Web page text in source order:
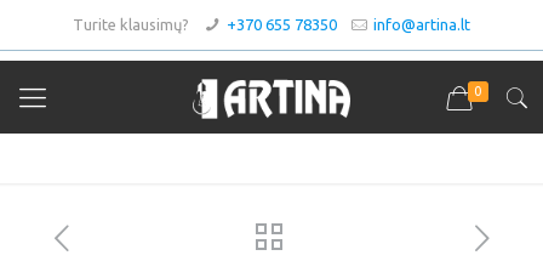
Turite klausimų? +370 655 78350 info@artina.lt
0
Asortimentas